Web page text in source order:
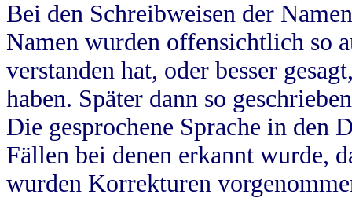
Bei den Schreibweisen der
Namen wurden offensichtlich so
verstanden hat, oder besser
haben. Später dann so
Die gesprochene Sprache in
Fällen bei denen erkannt wurde,
wurden Korrekturen